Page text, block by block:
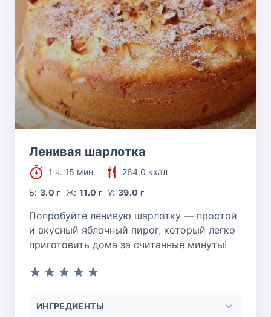
Ленивая шарлотка
1 ч. 15 мин.
264.0 ккал
Б:3.0 г Ж: 11.0 г У:39.0 г
Попробуйте ленивую шарлотку — простой
и вкусный яблочный пирог, который легко
приготовить дома за считанные минуты!
ИНГРЕДИЕНТЫ